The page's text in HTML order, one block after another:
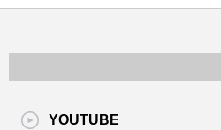
YOUTUBE